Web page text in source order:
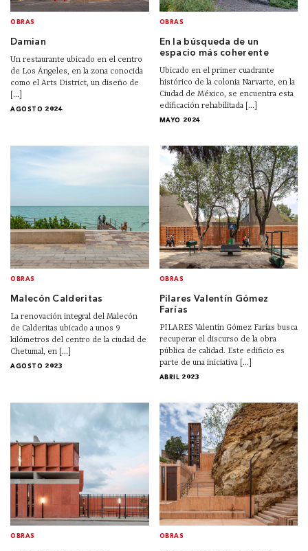
OBRAS
Damian
Un restaurante ubicado en el centro
de Los Ángeles, en la zona conocida
como el Arts District, un diseño de
[...]
AGOSTO 2024
OBRAS
En la búsqueda de un
espacio más coherente
Ubicado en el primer cuadrante
histórico de la colonia Narvarte, en la
Ciudad de México, se encuentra esta
edificación rehabilitada [...]
MAYO 2024
OBRAS
Malecón Calderitas
La renovación integral del Malecón
de Calderitas ubicado a unos 9
kilómetros del centro de la ciudad de
Chetumal, en [...]
AGOSTO 2023
OBRAS
Pilares Valentín Gómez
Farías
PILARES Valentín Gómez Farías busca
recuperar el discurso de la obra
pública de calidad. Este edificio es
parte de una iniciativa [...]
ABRIL 2023
OBRAS OBRAS